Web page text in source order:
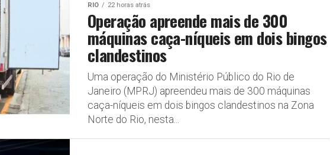
RIO 22 horas atrás
Operação apreende mais de 300
máquinas caça-níqueis em dois bingos
clandestinos
Uma operação do Ministério Público do Rio de
Janeiro (MPRJ) apreendeu mais de 300 máquinas
caça-níqueis em dois bingos clandestinos na Zona
Norte do Rio, nesta...